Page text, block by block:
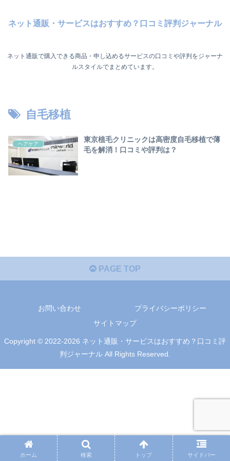
ネット通販・サービスはおすすめ？口コミ評判ジャーナル
ネット通販で購入できる商品・申し込めるサービスの口コミや評判をジャーナ
ルスタイルでまとめています。
自毛移植
ヘアケア
東京植毛クリニックは高密度自毛移植で薄
毛を解消！口コミや評判は？
PAGE TOP
お問い合わせ
プライバシーポリシー
サイトマップ
Copyright © 2022-2026 ネット通販・サービスはおすすめ？口コミ評
判ジャーナル All Rights Reserved.
ホーム 検索 トップ サイドバー